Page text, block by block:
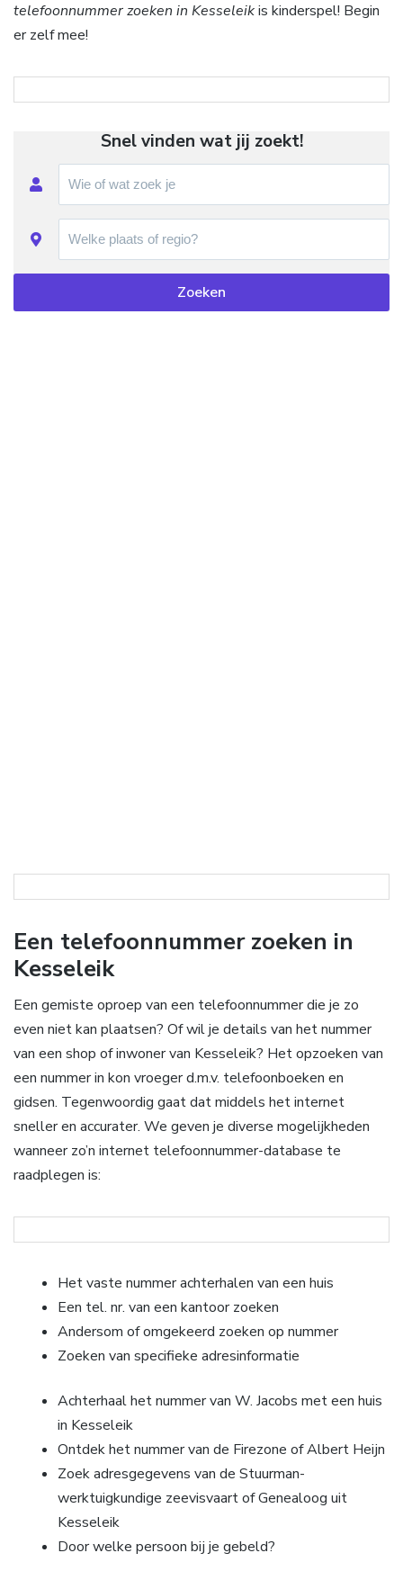
telefoonnummer zoeken in Kesseleikis kinderspel! Begin
er zelf mee!
Snel vinden wat jij zoekt!
Een telefoonnummer zoeken in
Kesseleik
Een gemiste oproep van een telefoonnummer die je zo
even niet kan plaatsen? Of wil je details van het nummer
van een shop of inwoner van Kesseleik? Het opzoeken van
een nummer in kon vroeger d.m.v. telefoonboeken en
gidsen. Tegenwoordig gaat dat middels het internet
sneller en accurater. We geven je diverse mogelijkheden
wanneer zo’n internet telefoonnummer-database te
raadplegen is:
Het vaste nummer achterhalen van een huis
Een tel. nr. van een kantoor zoeken
Andersom of omgekeerd zoeken op nummer
Zoeken van specifieke adresinformatie
Achterhaal het nummer van W. Jacobs met een huis
in Kesseleik
Ontdek het nummer van de Firezone of Albert Heijn
Zoek adresgegevens van de Stuurman-
werktuigkundige zeevisvaart of Genealoog uit
Kesseleik
Door welke persoon bij je gebeld?